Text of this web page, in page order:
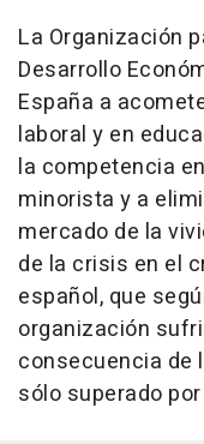
La Organización
Desarrollo
España a
laboral y en
la competencia
minorista y a
mercado de la
de la crisis en el
español, que
organización
consecuencia de
sólo superado